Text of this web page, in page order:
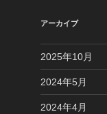
アーカイブ
2025年10月
2024年5月
2024年4月